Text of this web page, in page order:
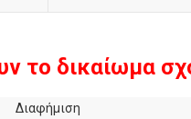
το δικαίωμα
Διαφήμιση